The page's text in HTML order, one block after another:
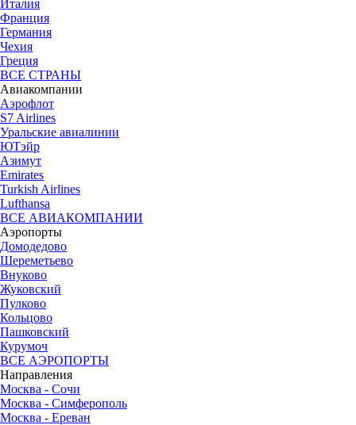
Италия
Франция
Германия
Чехия
Греция
ВСЕ СТРАНЫ
Авиакомпании
Аэрофлот
S7 Airlines
Уральские авиалинии
ЮТэйр
Азимут
Emirates
Turkish Airlines
Lufthansa
ВСЕ АВИАКОМПАНИИ
Аэропорты
Домодедово
Шереметьево
Внуково
Жуковский
Пулково
Кольцово
Пашковский
Курумоч
ВСЕ АЭРОПОРТЫ
Направления
Москва - Сочи
Москва - Симферополь
Москва - Ереван